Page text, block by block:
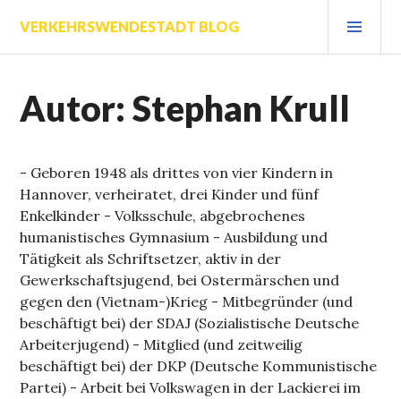
Inhalt
springen
VERKEHRSWENDESTADT BLOG
Autor:Stephan Krull
- Geboren 1948 als drittes von vier Kindern in
Hannover, verheiratet, drei Kinder und fünf
Enkelkinder - Volksschule, abgebrochenes
humanistisches Gymnasium - Ausbildung und
Tätigkeit als Schriftsetzer, aktiv in der
Gewerkschaftsjugend, bei Ostermärschen und
gegen den (Vietnam-)Krieg - Mitbegründer (und
beschäftigt bei) der SDAJ (Sozialistische Deutsche
Arbeiterjugend) - Mitglied (und zeitweilig
beschäftigt bei) der DKP (Deutsche Kommunistische
Partei) - Arbeit bei Volkswagen in der Lackierei im